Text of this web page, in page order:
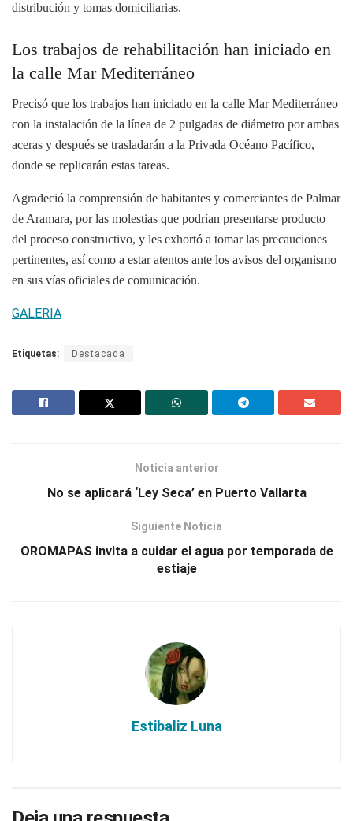
distribución y tomas domiciliarias.
Los trabajos de rehabilitación han iniciado en
la calle Mar Mediterráneo
Precisó que los trabajos han iniciado en la calle Mar Mediterráneo
con la instalación de la línea de 2 pulgadas de diámetro por ambas
aceras y después se trasladarán a la Privada Océano Pacífico,
donde se replicarán estas tareas.
Agradeció la comprensión de habitantes y comerciantes de Palmar
de Aramara, por las molestias que podrían presentarse producto
del proceso constructivo, y les exhortó a tomar las precauciones
pertinentes, así como a estar atentos ante los avisos del organismo
en sus vías oficiales de comunicación.
GALERIA
Etiquetas: Destacada
Noticia anterior
No se aplicará ‘Ley Seca’ en Puerto Vallarta
Siguiente Noticia
OROMAPAS invita a cuidar el agua por temporada de
estiaje
Estibaliz Luna